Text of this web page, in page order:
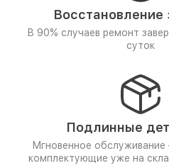
Восстановление
В 90% случаев ремонт
суток
Подлинные
Мгновенное
комплектующие уже на